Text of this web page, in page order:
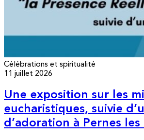
Célébrations et spiritualité
11 juillet 2026
Une exposition sur les
eucharistiques, suivie
d’adoration à Pernes les